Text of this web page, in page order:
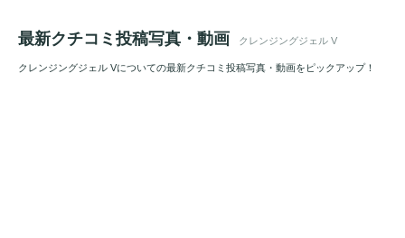
最新クチコミ投稿写真・動画 クレンジングジェル V
クレンジングジェル Vについての最新クチコミ投稿写真・動画をピックアップ！